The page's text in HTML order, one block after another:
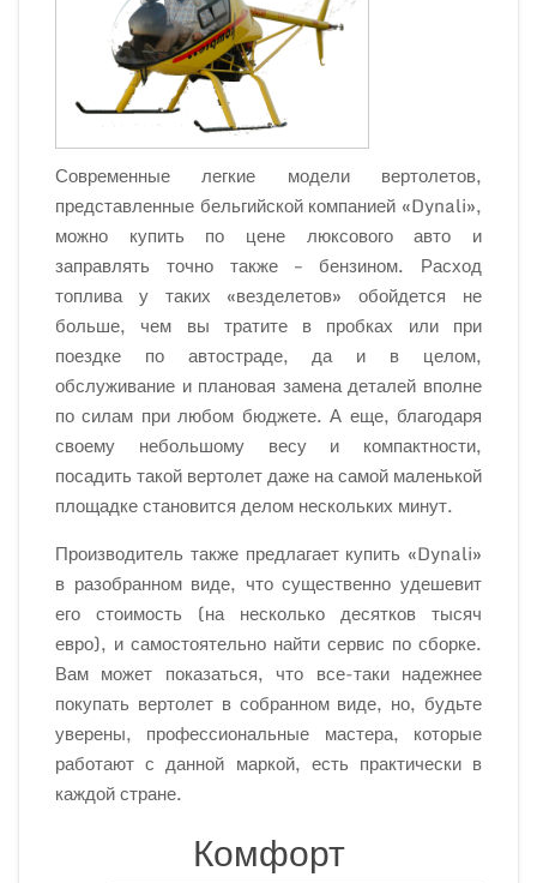
Современные легкие модели вертолетов,
представленные бельгийской компанией «Dynali»,
можно купить по цене люксового авто и
заправлять точно также – бензином. Расход
топлива у таких «везделетов» обойдется не
больше, чем вы тратите в пробках или при
поездке по автостраде, да и в целом,
обслуживание и плановая замена деталей вполне
по силам при любом бюджете. А еще, благодаря
своему небольшому весу и компактности,
посадить такой вертолет даже на самой маленькой
площадке становится делом нескольких минут.
Производитель также предлагает купить «Dynali»
в разобранном виде, что существенно удешевит
его стоимость (на несколько десятков тысяч
евро), и самостоятельно найти сервис по сборке.
Вам может показаться, что все-таки надежнее
покупать вертолет в собранном виде, но, будьте
уверены, профессиональные мастера, которые
работают с данной маркой, есть практически в
каждой стране.
Комфорт